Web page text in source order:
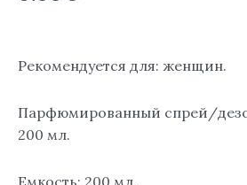
Рекомендуется для: женщин.
Парфюмированный спрей/
200 мл.